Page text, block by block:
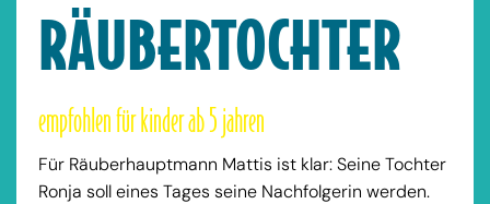
RÄUBERTOCHTER
empfohlen für kinder ab 5 jahren
Für Räuberhauptmann Mattis ist klar: Seine Tochter
Ronja soll eines Tages seine Nachfolgerin werden.